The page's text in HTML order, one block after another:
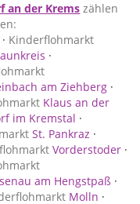
an der Krems zählen
· Kinderflohmarkt
·
am Ziehberg ·
Klaus an der
im Kremstal ·
St. Pankraz ·
Vorderstoder ·
am Hengstpaß ·
Molln ·